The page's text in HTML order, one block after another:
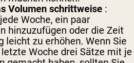
Volumen schrittweise :
Woche, ein paar
hinzuzufügen oder die Zeit
leicht zu erhöhen. Wenn Sie
Woche drei Sätze mit je